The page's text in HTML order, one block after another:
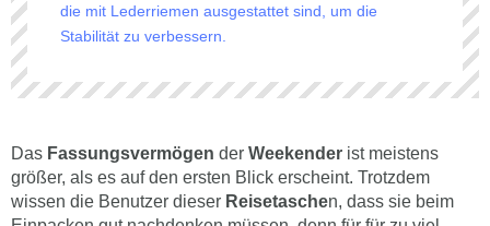
die mit Lederriemen ausgestattet sind, um die
Stabilität zu verbessern.
Das Fassungsvermögen der Weekender ist meistens
größer, als es auf den ersten Blick erscheint. Trotzdem
wissen die Benutzer dieser Reisetaschen, dass sie beim